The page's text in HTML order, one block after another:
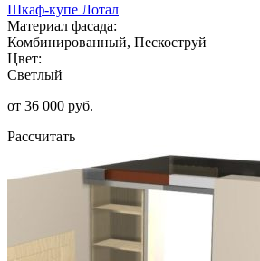
Шкаф-купе Лотал
Материал фасада:
Комбинированный, Пескоструй
Цвет:
Светлый
от 36 000 руб.
Рассчитать